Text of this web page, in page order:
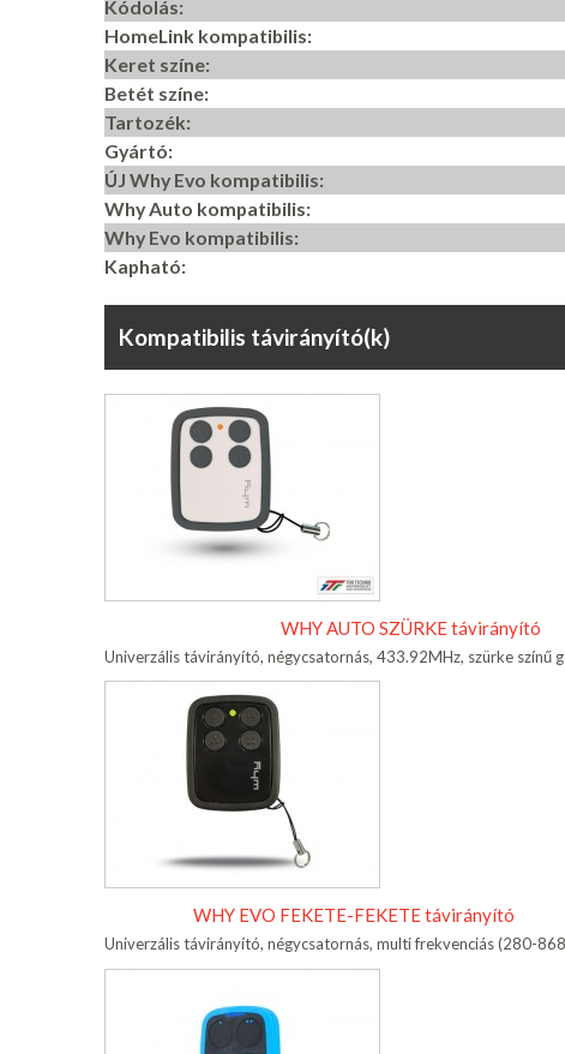
Kódolás:
HomeLink kompatibilis:
Keret színe:
Betét színe:
Tartozék:
Gyártó:
ÚJ Why Evo kompatibilis:
Why Auto kompatibilis:
Why Evo kompatibilis:
Kapható:
Kompatibilis távirányító(k)
WHY AUTO SZÜRKE távirányító
Univerzális távirányító, négycsatornás, 433.92MHz, szürke színű
WHY EVO FEKETE-FEKETE távirányító
Univerzális távirányító, négycsatornás, multi frekvenciás (280-